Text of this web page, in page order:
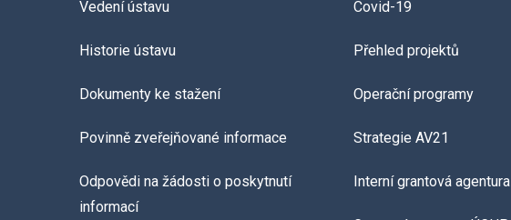
Vedení ústavu
Historie ústavu
Dokumenty ke stažení
Povinně zveřejňované informace
Odpovědi na žádosti o poskytnutí
informací
Covid-19
Přehled projektů
Operační programy
Strategie AV21
Interní grantová agentura